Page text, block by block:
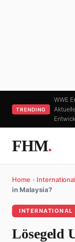
TRENDING
WWE
FHM.
Home › International
in Malaysia?
INTERNATIONAL
Lösegeld